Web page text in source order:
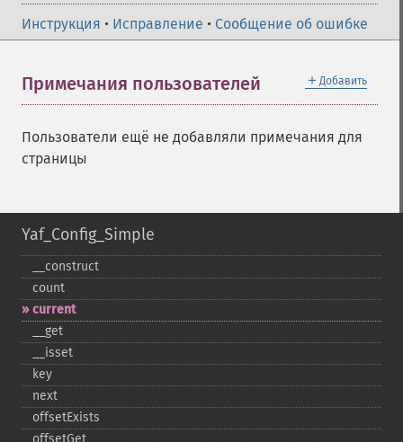
Инструкция • Исправление • Сообщение об ошибке
＋ Добавить
Примечания пользователей
Пользователи ещё не добавляли примечания для
страницы
Yaf_Config_Simple
_​_​construct
count
current
_​_​get
_​_​isset
key
next
offsetExists
offsetGet